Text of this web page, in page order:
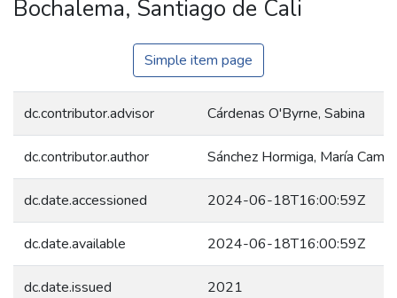
Bochalema, Santiago de Cali
Simple item page
dc.contributor.advisor Cárdenas O'Byrne, Sabina
dc.contributor.author Sánchez Hormiga, María Camila
dc.date.accessioned 2024-06-18T16:00:59Z
dc.date.available 2024-06-18T16:00:59Z
dc.date.issued 2021